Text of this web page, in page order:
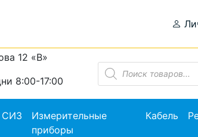
12 «В»
8:00-17:00
Поиск
товаров
СИЗ
Измерительные
приборы
Кабель